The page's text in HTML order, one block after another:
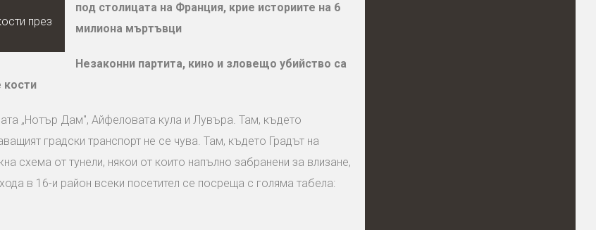
през
под столицата на Франция, крие историите на 6
милиона мъртъвци
Незаконни партита, кино и зловещо убийство са
кости
„Нотър Дам", Айфеловата кула и Лувъра. Там, където
градски транспорт не се чува. Там, където Градът на
схема от тунели, някои от които напълно забранени за влизане,
в 16-и район всеки посетител се посреща с голяма табела: